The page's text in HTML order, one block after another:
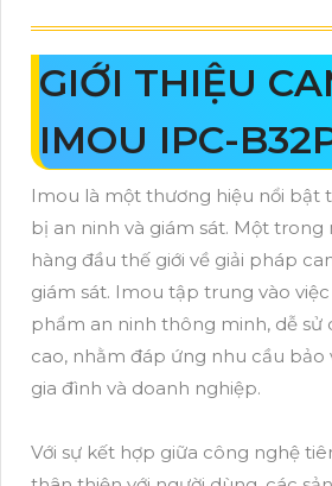
GIỚI THIỆU
IMOU IPC-
Imou là một thương hiệu nổi bật
bị an ninh và giám sát. Một
hàng đầu thế giới về giải pháp
giám sát. Imou tập trung vào
phẩm an ninh thông minh, dễ sử
cao, nhằm đáp ứng nhu cầu bảo
gia đình và doanh nghiệp.
Với sự kết hợp giữa công nghệ